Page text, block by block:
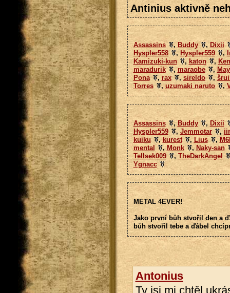
Antinius aktivně
Assassins , Buddy , Dixii
Hyspler558
, Hyspler559 ,
Kamizuki-kun
, katon ,
maradurik
,maraobe ,
Pona
, rax , sireldo ,
Torres
, uzumaki naruto ,
Assassins , Buddy , Dixii
Hyspler559
, Jemmotar ,
kuiku
,kurest , Lius ,
mental
, Monk , Naky-san
Tellsek009
, TheDarkAngel
Ygnacc
METAL 4EVER!
Jako první bůh stvořil den a
bůh stvořil tebe a ďábel
Antonius
Ty jsi mi chtěl